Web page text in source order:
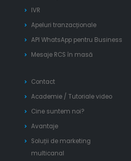
IVR
Apeluri tranzacționale
API WhatsApp pentru Business
Mesaje RCS în masă
Contact
Academie / Tutoriale video
Cine suntem noi?
Avantaje
Soluții de marketing
multicanal